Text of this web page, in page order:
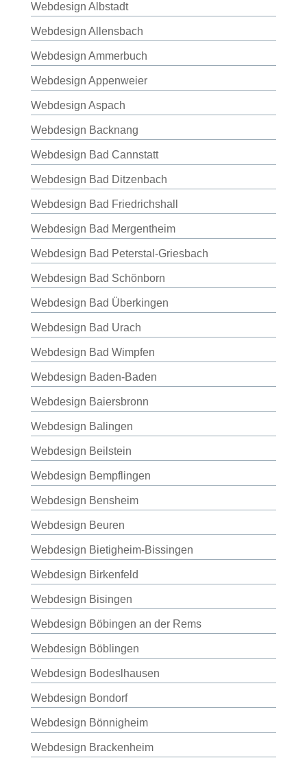
Webdesign Albstadt
Webdesign Allensbach
Webdesign Ammerbuch
Webdesign Appenweier
Webdesign Aspach
Webdesign Backnang
Webdesign Bad Cannstatt
Webdesign Bad Ditzenbach
Webdesign Bad Friedrichshall
Webdesign Bad Mergentheim
Webdesign Bad Peterstal-Griesbach
Webdesign Bad Schönborn
Webdesign Bad Überkingen
Webdesign Bad Urach
Webdesign Bad Wimpfen
Webdesign Baden-Baden
Webdesign Baiersbronn
Webdesign Balingen
Webdesign Beilstein
Webdesign Bempflingen
Webdesign Bensheim
Webdesign Beuren
Webdesign Bietigheim-Bissingen
Webdesign Birkenfeld
Webdesign Bisingen
Webdesign Böbingen an der Rems
Webdesign Böblingen
Webdesign Bodeslhausen
Webdesign Bondorf
Webdesign Bönnigheim
Webdesign Brackenheim